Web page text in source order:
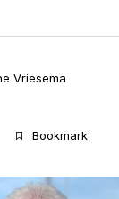
Vriesema
Bookmark